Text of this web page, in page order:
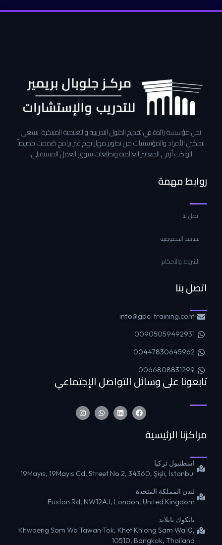
نحن مؤسسة رائدة في تقديم الحلول التدريبية والتعليمية المبتكرة. نسعى
لتمكين الأفراد والمؤسسات من تطوير مهاراتهم عبر برامج صُممت خصيصاً
لتواكب أرقى المعايير العالمية وتطلعات سوق العمل المستقبلي.
روابط مهمة
اتصل بنا
سياسة الخصوصية
الشروط والأحكام
اتصل بنا
info@gpc-training.com
00905059492931
00447830645962
0066808831299
تابعونا على وسائل التواصل الإجتماعي
مراكزنا الرئيسية
اسطنبول تركيا
19Mayıs, 19Mayıs Cd, Street No 2, 34360, Şişli, İstanbul
لندن المملكة المتحدة
Euston Rd, NW12AJ, London, United Kingdom
بانكوك تايلاند
Khwaeng Sam Wa Tawan Tok, Khet Khlong Sam Wa10,
10510, Bangkok, Thailand